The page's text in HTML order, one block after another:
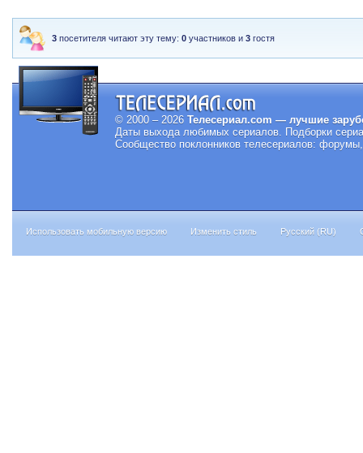
3 посетителя читают эту тему:0 участников и3 гостя
© 2000 – 2026 Телесериал.com — лучшие
Даты выхода любимых сериалов.
Подборки
Сообщество поклонников телесериалов:
Использовать мобильную версию Изменить стиль Русский (RU)